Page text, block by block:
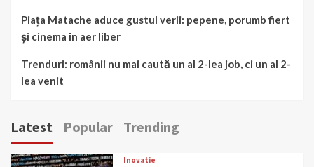
Piața Matache aduce gustul verii: pepene, porumb fiert
și cinema în aer liber
Trenduri: românii nu mai caută un al 2-lea job, ci un al 2-
lea venit
Latest Popular Trending
Inovatie